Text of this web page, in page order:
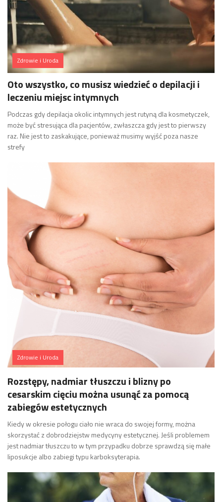
Zdrowie i Uroda
Oto wszystko, co musisz wiedzieć o depilacji i
leczeniu miejsc intymnych
Podczas gdy depilacja okolic intymnych jest rutyną dla kosmetyczek,
może być stresująca dla pacjentów, zwłaszcza gdy jest to pierwszy
raz. Nie jest to zaskakujące, ponieważ musimy wyjść poza nasze
strefy
Zdrowie i Uroda
Rozstępy, nadmiar tłuszczu i blizny po
cesarskim cięciu można usunąć za pomocą
zabiegów estetycznych
Kiedy w okresie połogu ciało nie wraca do swojej formy, można
skorzystać z dobrodziejstw medycyny estetycznej. Jeśli problemem
jest nadmiar tłuszczu to w tym przypadku dobrze sprawdzą się małe
liposukcje albo zabiegi typu karboksyterapia.